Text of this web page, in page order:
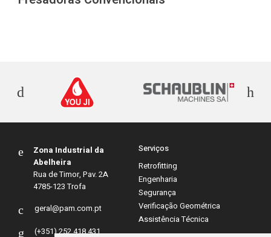
Zona Industrial da
Abelheira
Rua de Timor, Pav. 2A
4785-123 Trofa
geral@pam.com.pt
(+351) 252 418 431
Serviços
Retrofitting
Engenharia
Segurança
Verificação Geométrica
Assistência Técnica